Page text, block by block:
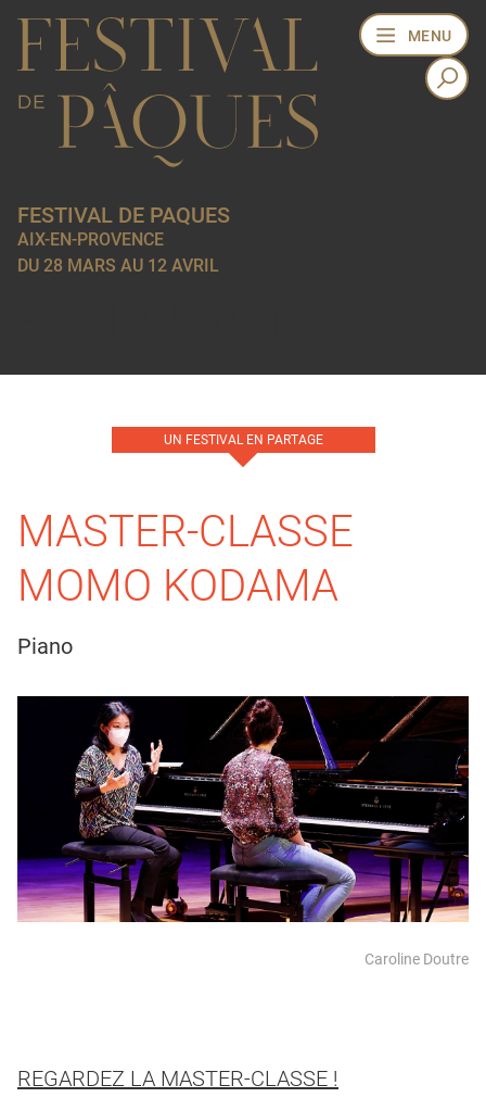
MENU
FESTIVAL DE PAQUES
AIX-EN-PROVENCE
DU 28 MARS AU 12 AVRIL
UN FESTIVAL EN PARTAGE
MASTER-CLASSE
MOMO KODAMA
Piano
Caroline Doutre
REGARDEZ LA MASTER-CLASSE !